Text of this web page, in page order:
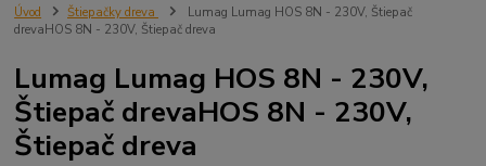
Úvod Štiepačky dreva
Lumag Lumag HOS 8N - 230V, Štiepač
drevaHOS 8N - 230V, Štiepač dreva
Lumag Lumag HOS 8N - 230V,
Štiepač drevaHOS 8N - 230V,
Štiepač dreva